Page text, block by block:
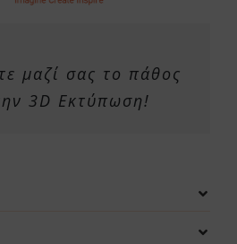
μαζί σας το πάθος
3D Εκτύπωση!